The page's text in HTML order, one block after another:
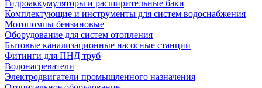
Гидроаккумуляторы и расширительные баки
Комплектующие и инструменты для систем водоснабжения
Мотопомпы бензиновые
Оборудование для систем отопления
Бытовые канализационные насосные станции
Фитинги для ПНД труб
Водонагреватели
Электродвигатели промышленного назначения